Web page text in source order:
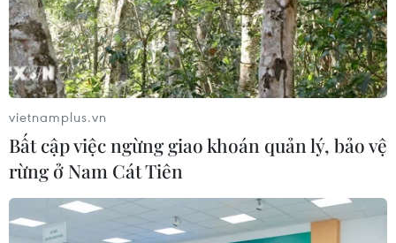
vietnamplus.vn
Bất cập việc ngừng giao khoán quản lý, bảo vệ
rừng ở Nam Cát Tiên